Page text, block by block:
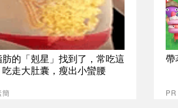
的「剋星」找到了，常吃這
走大肚囊，瘦出小蠻腰
帶